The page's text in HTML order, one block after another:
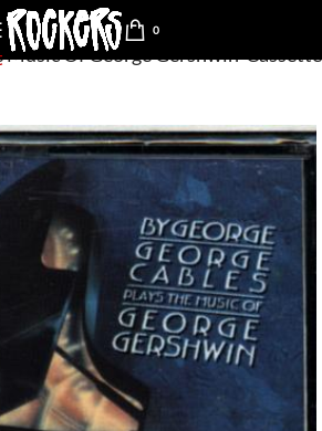
0
Music Of George Gershwin-Cassette